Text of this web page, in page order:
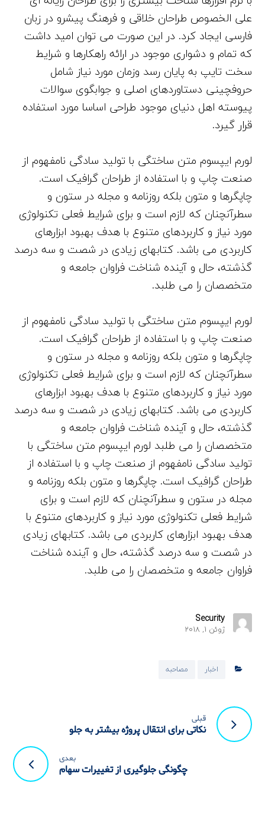
علی الخصوص طراحان خلاقی و فرهنگ پیشرو در زبان
فارسی ایجاد کرد. در این صورت می توان امید داشت
که تمام و دشواری موجود در ارائه راهکارها و شرایط
سخت تایپ به پایان رسد وزمان مورد نیاز شامل
حروفچینی دستاوردهای اصلی و جوابگوی سوالات
پیوسته اهل دنیای موجود طراحی اساسا مورد استفاده
قرار گیرد.
لورم ایپسوم متن ساختگی با تولید سادگی نامفهوم از
صنعت چاپ و با استفاده از طراحان گرافیک است.
چاپگرها و متون بلکه روزنامه و مجله در ستون و
سطرآنچنان که لازم است و برای شرایط فعلی تکنولوژی
مورد نیاز و کاربردهای متنوع با هدف بهبود ابزارهای
کاربردی می باشد. کتابهای زیادی در شصت و سه درصد
گذشته، حال و آینده شناخت فراوان جامعه و
متخصصان را می طلبد.
لورم ایپسوم متن ساختگی با تولید سادگی نامفهوم از
صنعت چاپ و با استفاده از طراحان گرافیک است.
چاپگرها و متون بلکه روزنامه و مجله در ستون و
سطرآنچنان که لازم است و برای شرایط فعلی تکنولوژی
مورد نیاز و کاربردهای متنوع با هدف بهبود ابزارهای
کاربردی می باشد. کتابهای زیادی در شصت و سه درصد
گذشته، حال و آینده شناخت فراوان جامعه و
متخصصان را می طلبد لورم ایپسوم متن ساختگی با
تولید سادگی نامفهوم از صنعت چاپ و با استفاده از
طراحان گرافیک است. چاپگرها و متون بلکه روزنامه و
مجله در ستون و سطرآنچنان که لازم است و برای
شرایط فعلی تکنولوژی مورد نیاز و کاربردهای متنوع با
هدف بهبود ابزارهای کاربردی می باشد. کتابهای زیادی
در شصت و سه درصد گذشته، حال و آینده شناخت
فراوان جامعه و متخصصان را می طلبد.
Security
ژوئن 1, 2018
اخبار مصاحبه
قبلی
نکاتی برای انتقال پروژه بیشتر به جلو
بعدی
چگونگی جلوگیری از تغییرات سهام